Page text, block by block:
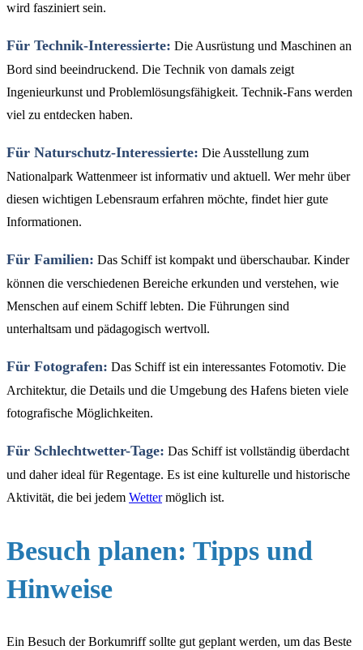
wird fasziniert sein.
Für Technik-Interessierte: Die Ausrüstung und Maschinen an
Bord sind beeindruckend. Die Technik von damals zeigt
Ingenieurkunst und Problemlösungsfähigkeit. Technik-Fans werden
viel zu entdecken haben.
Für Naturschutz-Interessierte: Die Ausstellung zum
Nationalpark Wattenmeer ist informativ und aktuell. Wer mehr über
diesen wichtigen Lebensraum erfahren möchte, findet hier gute
Informationen.
Für Familien: Das Schiff ist kompakt und überschaubar. Kinder
können die verschiedenen Bereiche erkunden und verstehen, wie
Menschen auf einem Schiff lebten. Die Führungen sind
unterhaltsam und pädagogisch wertvoll.
Für Fotografen: Das Schiff ist ein interessantes Fotomotiv. Die
Architektur, die Details und die Umgebung des Hafens bieten viele
fotografische Möglichkeiten.
Für Schlechtwetter-Tage: Das Schiff ist vollständig überdacht
und daher ideal für Regentage. Es ist eine kulturelle und historische
Aktivität, die bei jedem Wettermöglich ist.
Besuch planen: Tipps und
Hinweise
Ein Besuch der Borkumriff sollte gut geplant werden, um das Beste